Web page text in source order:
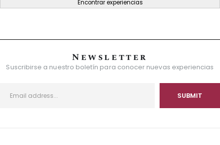
Encontrar experiencias
Newsletter
Suscribirse a nuestro boletín para conocer nuevas experiencias